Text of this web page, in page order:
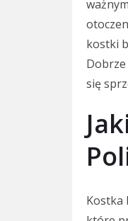
kostki
się
Kostka